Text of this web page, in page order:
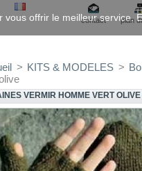
contact plan
> KITS & MODELES >
VERMIR HOMME VERT OLIVE
vous offrir le meilleur